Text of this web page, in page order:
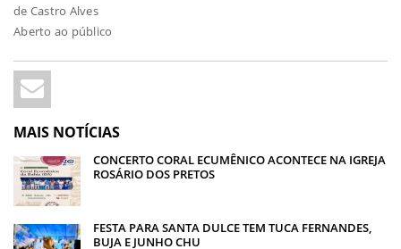
de Castro Alves
Aberto ao público
MAIS NOTÍCIAS
CONCERTO CORAL ECUMÊNICO ACONTECE NA IGREJA
ROSÁRIO DOS PRETOS
FESTA PARA SANTA DULCE TEM TUCA FERNANDES,
BUJA E JUNHO CHU